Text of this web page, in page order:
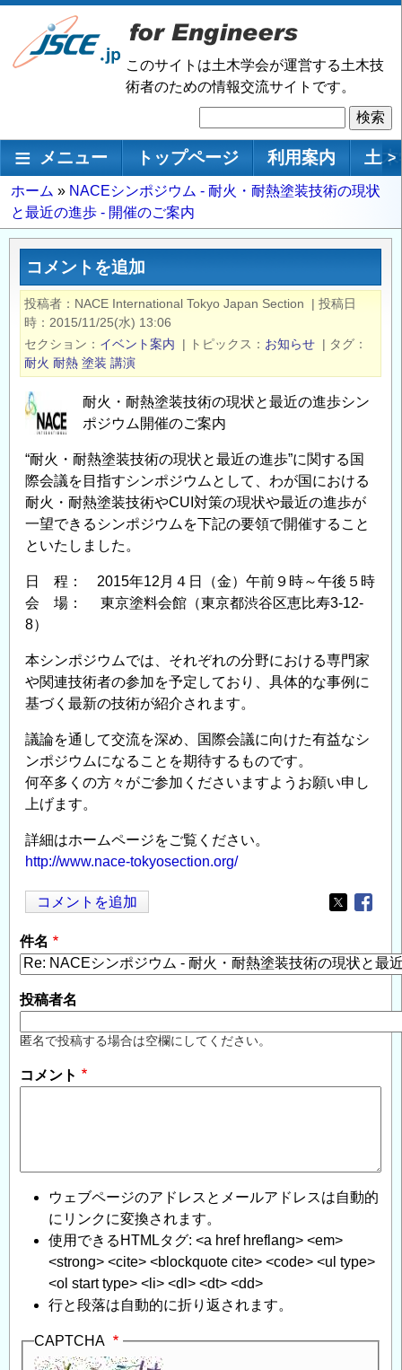
メ
ン
動
このサイトは土木学会が運営する土木技
術者のための情報交流サイトです。
索
メインナビゲーション
メニュー トップページ 利用案内 土 >
パ
ン
く
ホーム
NACEシンポジウム - 耐火・耐熱塗装技術の現状
と最近の進歩 - 開催のご案内
コメントを追加
投稿者 NACE International Tokyo Japan Section | 投稿日
時
2015/11/25(水) 13:06
セクション
イベント案内 | トピックス お知らせ | タグ
耐火 耐熱 塗装 講演
耐火・耐熱塗装技術の現状と最近の進歩シン
ポジウム開催のご案内
“耐火・耐熱塗装技術の現状と最近の進歩”に関する国
際会議を目指すシンポジウムとして、わが国における
耐火・耐熱塗装技術やCUI対策の現状や最近の進歩が
一望できるシンポジウムを下記の要領で開催すること
といたしました。
日 程： 2015年12月４日（金）午前９時～午後５時
会 場： 東京塗料会館（東京都渋谷区恵比寿3-12-
8）
本シンポジウムでは、それぞれの分野における専門家
や関連技術者の参加を予定しており、具体的な事例に
基づく最新の技術が紹介されます。
議論を通して交流を深め、国際会議に向けた有益なシ
ンポジウムになることを期待するものです。
何卒多くの方々がご参加くださいますようお願い申し
上げます。
詳細はホームページをご覧ください。
http://www.nace-tokyosection.org/
コメントを追加
Opens in
件名
投稿者名
匿名で投稿する場合は空欄にしてください。
コメント
ウェブページのアドレスとメールアドレスは自動的
にリンクに変換されます。
使用できるHTMLタグ: <a href hreflang> <em>
<strong> <cite> <blockquote cite> <code> <ul type>
<ol start type> <li> <dl> <dt> <dd>
行と段落は自動的に折り返されます。
CAPTCHA